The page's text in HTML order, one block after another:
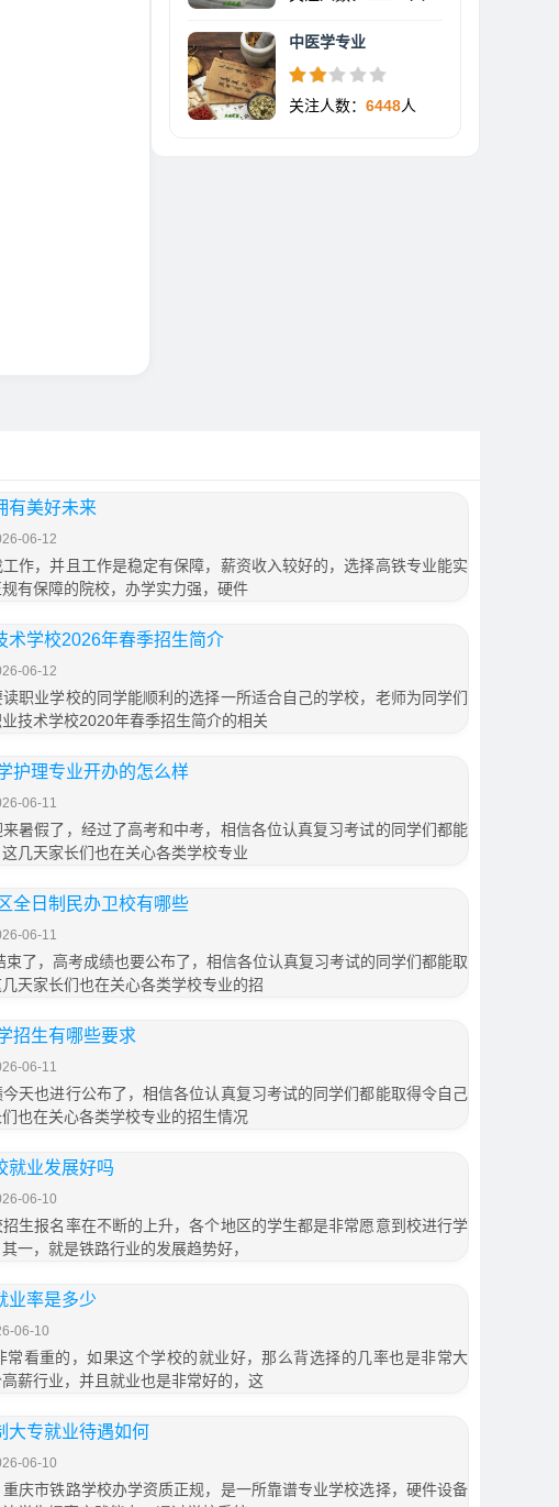
中医学专业
关注人数： 6448人
有美好未来
06-12
作，并且工作是稳定有保障，薪资收入较好的，选择高铁专业能实
有保障的院校，办学实力强，硬件
术学校2026年春季招生简介
06-12
职业学校的同学能顺利的选择一所适合自己的学校，老师为同学们
技术学校2020年春季招生简介的相关
护理专业开办的怎么样
06-11
暑假了，经过了高考和中考，相信各位认真复习考试的同学们都能
几天家长们也在关心各类学校专业
全日制民办卫校有哪些
06-11
了，高考成绩也要公布了，相信各位认真复习考试的同学们都能取
天家长们也在关心各类学校专业的招
招生有哪些要求
06-11
天也进行公布了，相信各位认真复习考试的同学们都能取得令自己
也在关心各类学校专业的招生情况
就业发展好吗
06-10
生报名率在不断的上升，各个地区的学生都是非常愿意到校进行学
一，就是铁路行业的发展趋势好，
业率是多少
06-10
常看重的，如果这个学校的就业好，那么背选择的几率也是非常大
薪行业，并且就业也是非常好的，这
大专就业待遇如何
06-10
庆市铁路学校办学资质正规，是一所靠谱专业学校选择，硬件设备